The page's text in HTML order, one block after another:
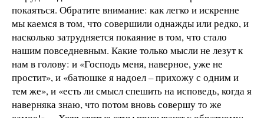
покаяться. Обратите внимание: как легко и искренне
мы каемся в том, что совершили однажды или редко, и
насколько затрудняется покаяние в том, что стало
нашим повседневным. Какие только мысли не лезут к
нам в голову: и «Господь меня, наверное, уже не
простит», и «батюшке я надоел – прихожу с одним и
тем же», и «есть ли смысл спешить на исповедь, когда я
наверняка знаю, что потом вновь совершу то же